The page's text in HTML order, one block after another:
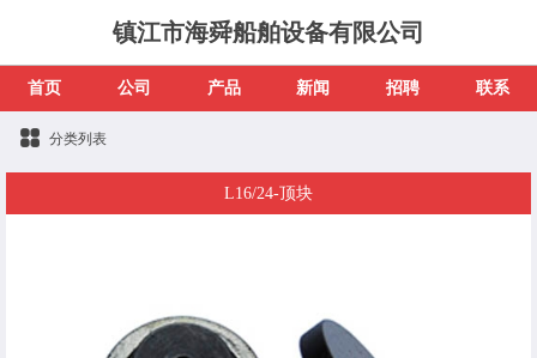
镇江市海舜船舶设备有限公司
首页 公司 产品 新闻 招聘 联系
分类列表
L16/24-顶块